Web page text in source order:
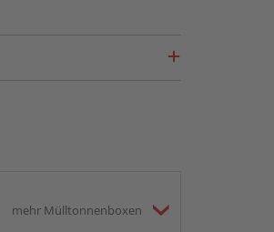
mehr Mülltonnenboxen